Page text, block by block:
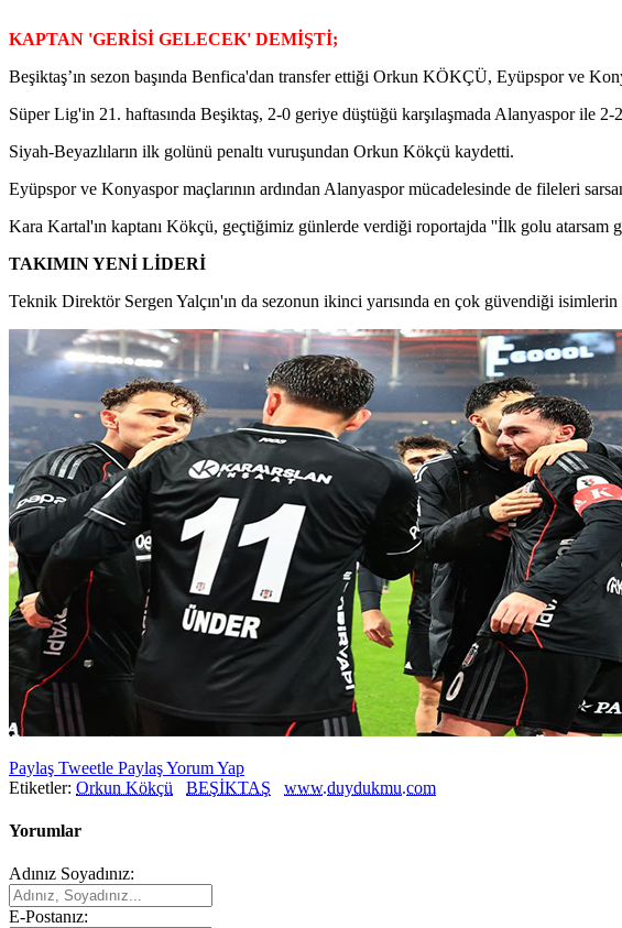
KAPTAN 'GERİSİ GELECEK' DEMİŞTİ;
Beşiktaş’ın sezon başında Benfica'dan transfer ettiği Orkun KÖKÇÜ, Eyüpspor ve
Süper Lig'in 21. haftasında Beşiktaş, 2-0 geriye düştüğü karşılaşmada Alanyaspor ile 2-
Siyah-Beyazlıların ilk golünü penaltı vuruşundan Orkun Kökçü kaydetti.
Eyüpspor ve Konyaspor maçlarının ardından Alanyaspor mücadelesinde de fileleri
Kara Kartal'ın kaptanı Kökçü, geçtiğimiz günlerde verdiği roportajda ''İlk golu atarsam
TAKIMIN YENİ LİDERİ
Teknik Direktör Sergen Yalçın'ın da sezonun ikinci yarısında en çok güvendiği
Paylaş Tweetle PaylaşYorum Yap
Etiketler: Orkun Kökçü BEŞİKTAŞ www.duydukmu.com
Yorumlar
Adınız Soyadınız:
E-Postanız: